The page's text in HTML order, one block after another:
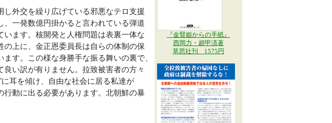
外交を繰り広げている邪悪なテロ支援
一発数億円掛かると言われている弾道
います。核開発と人権問題は表裏一体な
上に、金正恩委員長は自らの体制の保
す。この様な身勝手な振る舞いの裏で、
い訳が有りません。拉致被害者の方々
耳を傾け、自由な社会に居る私達が
動に出る必要があります。北朝鮮の暴
『金賢姫からの手紙』
西岡力・趙甲済著
草思社刊 1575円